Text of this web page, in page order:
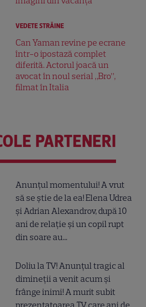
VEDETE STRĂINE
Can Yaman revine pe ecrane
într-o ipostază complet
diferită. Actorul joacă un
avocat în noul serial „Bro”,
filmat în Italia
PARTENERI
Anunțul momentului! A vrut
să se știe de la ea! Elena Udrea
și Adrian Alexandrov, după 10
ani de relație și un copil rupt
din soare au...
Doliu la TV! Anunțul tragic al
dimineții a venit acum și
frânge inimi! A murit subit